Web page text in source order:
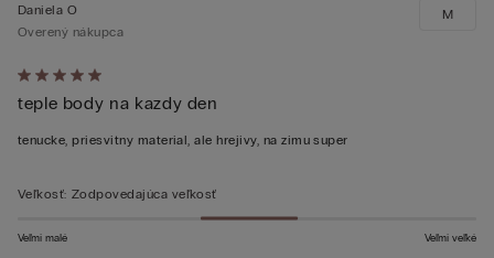
Hodnotenie:
5
z 5
Daniela O
Overený nákupca
teple body na kazdy den
tenucke, priesvitny material, ale hrejivy, na zimu super
M
Veľkosť: Zodpovedajúca veľkosť
Veľmi malé Veľmi veľké